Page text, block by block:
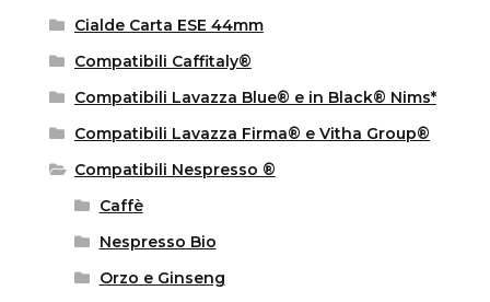
Cialde Carta ESE 44mm
Compatibili Caffitaly®
Compatibili Lavazza Blue® e in Black® Nims*
Compatibili Lavazza Firma® e Vitha Group®
Compatibili Nespresso ®
Caffè
Nespresso Bio
Orzo e Ginseng